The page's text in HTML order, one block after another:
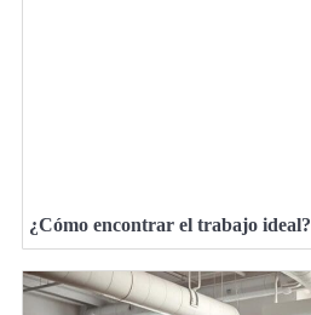
¿Cómo encontrar el trabajo ideal?